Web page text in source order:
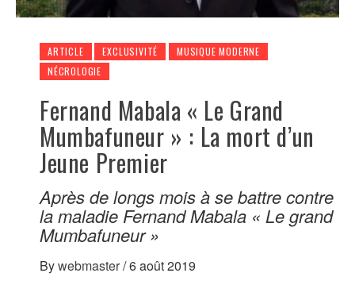
ARTICLE EXCLUSIVITÉ
MUSIQUE MODERNE
NÉCROLOGIE
Fernand Mabala « Le Grand
Mumbafuneur » : La mort d’un
Jeune Premier
Après de longs mois à se battre contre
la maladie Fernand Mabala « Le grand
Mumbafuneur »
Bywebmaster/6 août 2019